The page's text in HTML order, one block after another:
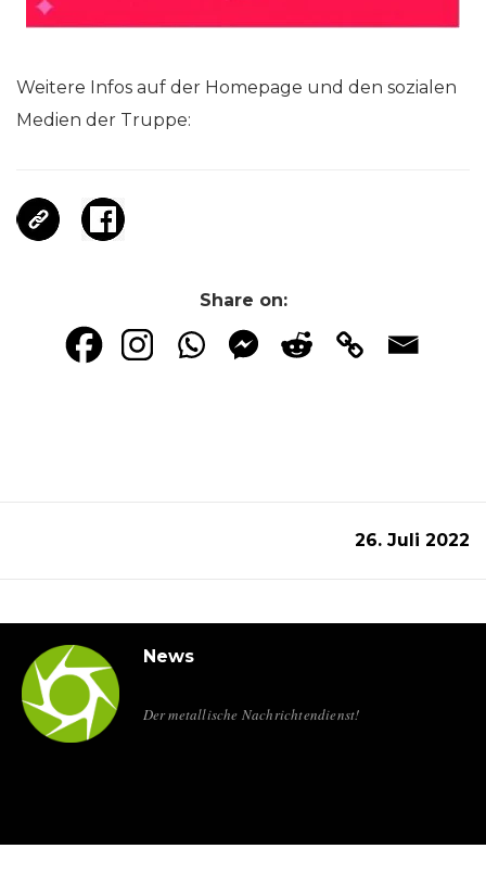
Weitere Infos auf der Homepage und den sozialen
Medien der Truppe:
Share on:
26. Juli 2022
News
Der metallische Nachrichtendienst!